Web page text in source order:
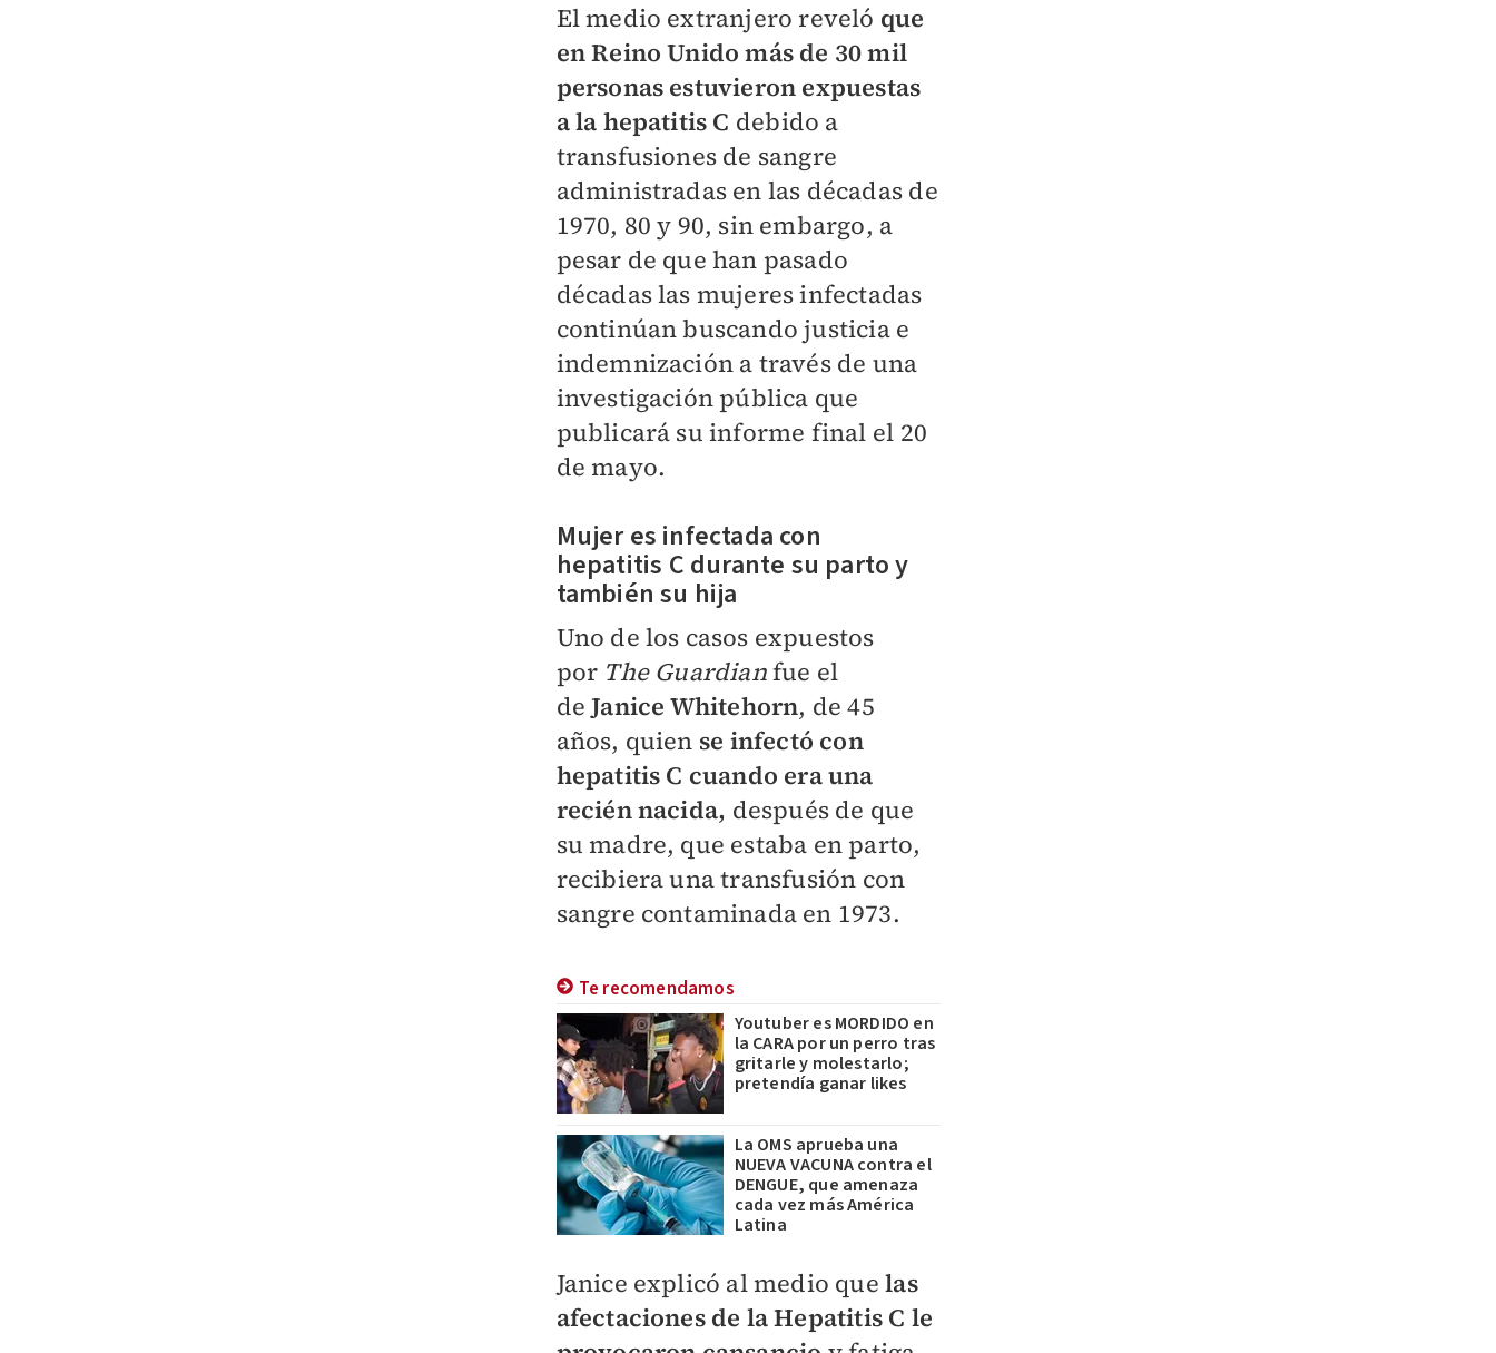
El medio extranjero reveló que
en Reino Unido más de 30 mil
personas estuvieron expuestas
a la hepatitis C debido a
transfusiones de sangre
administradas en las décadas de
1970, 80 y 90, sin embargo, a
pesar de que han pasado
décadas las mujeres infectadas
continúan buscando justiciae
indemnización a través de una
investigación pública que
publicará su informe final el 20
de mayo.
Mujer es infectada con
hepatitis C durante su parto y
también su hija
Uno de los casos expuestos
por The Guardianfue el
deJanice Whitehorn, de 45
años, quien se infectó con
hepatitis C cuando era una
recién nacida, después de que
su madre, que estaba en parto,
recibiera una transfusión con
sangre contaminada en 1973.
Te recomendamos
Youtuber es MORDIDO en
la CARA por un perro tras
gritarle y molestarlo;
pretendía ganar likes
La OMS aprueba una
NUEVA VACUNA contra el
DENGUE, que amenaza
cada vez más América
Latina
Janice explicó al medio quelas
afectaciones de la Hepatitis C le